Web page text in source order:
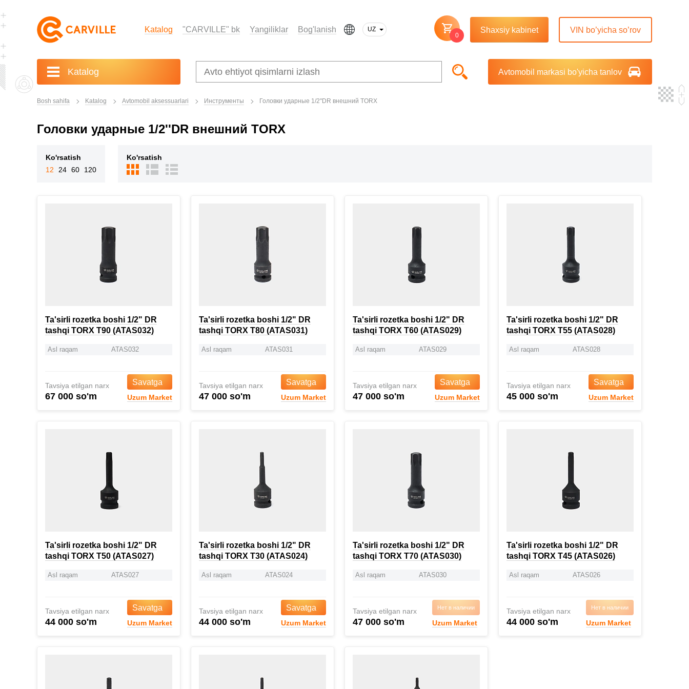
Katalog "CARVILLE" bk Yangiliklar Bog'lanish
UZ
0
Shaxsiy kabinet VIN bo’yicha so’rov
Katalog Avtomobil markasi bo'yicha tanlov
Bosh sahifa Katalog Avtomobil aksessuarlari Инструменты Головки ударные 1/2''DR внешний TORX
Головки ударные 1/2''DR внешний TORX
Ko'rsatish
12
24 60 120
Ko'rsatish
Ta'sirli rozetka boshi 1/2" DR
tashqi TORX T90 (ATAS032)
Asl raqam ATAS032
Tavsiya etilgan narx
67 000 so'm
Savatga
Uzum Market
Ta'sirli rozetka boshi 1/2" DR
tashqi TORX T80 (ATAS031)
Asl raqam ATAS031
Tavsiya etilgan narx
47 000 so'm
Savatga
Uzum Market
Ta'sirli rozetka boshi 1/2" DR
tashqi TORX T60 (ATAS029)
Asl raqam ATAS029
Tavsiya etilgan narx
47 000 so'm
Savatga
Uzum Market
Ta'sirli rozetka boshi 1/2" DR
tashqi TORX T55 (ATAS028)
Asl raqam ATAS028
Tavsiya etilgan narx
45 000 so'm
Savatga
Uzum Market
Ta'sirli rozetka boshi 1/2" DR
tashqi TORX T50 (ATAS027)
Asl raqam ATAS027
Tavsiya etilgan narx
44 000 so'm
Savatga
Uzum Market
Ta'sirli rozetka boshi 1/2" DR
tashqi TORX T30 (ATAS024)
Asl raqam ATAS024
Tavsiya etilgan narx
44 000 so'm
Savatga
Uzum Market
Ta'sirli rozetka boshi 1/2" DR
tashqi TORX T70 (ATAS030)
Asl raqam ATAS030
Tavsiya etilgan narx
47 000 so'm
Нет в наличии
Uzum Market
Ta'sirli rozetka boshi 1/2" DR
tashqi TORX T45 (ATAS026)
Asl raqam ATAS026
Tavsiya etilgan narx
44 000 so'm
Нет в наличии
Uzum Market